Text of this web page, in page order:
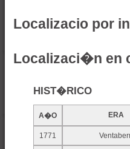
Localizacio por
Localizaci�n en
HIST�RICO
A�O ERA
1771